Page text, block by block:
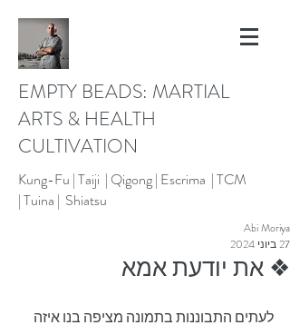
EMPTY BEADS: MARTIAL
ARTS & HEALTH
CULTIVATION
Kung-Fu |Taiji | Qigong | Escrima |TCM
|Tuina | Shiatsu
❖ את יודעת אמא
Abi Moriya
27 ביוני 2024
לעתים התבוננות בתמונה מציפה בנו איזה